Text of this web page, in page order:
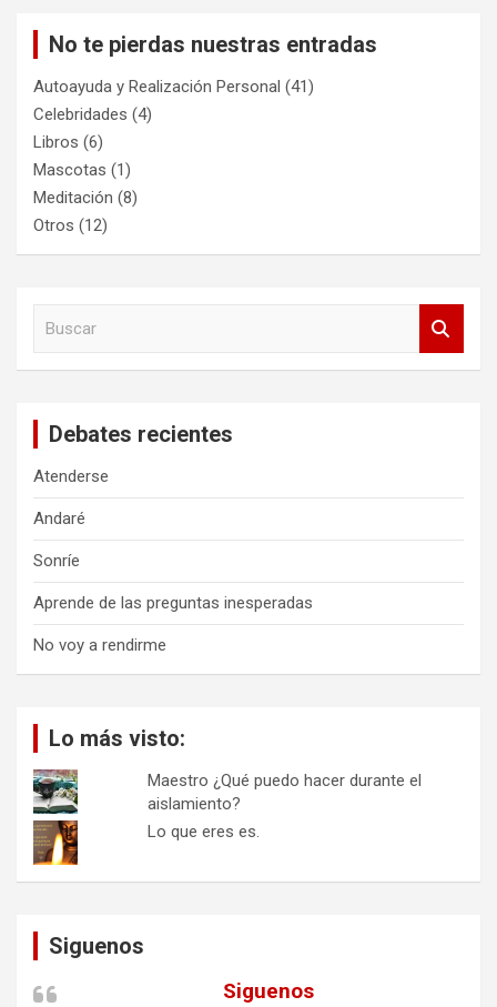
No te pierdas nuestras entradas
Autoayuda y Realización Personal (41)
Celebridades (4)
Libros (6)
Mascotas (1)
Meditación (8)
Otros (12)
Debates recientes
Atenderse
Andaré
Sonríe
Aprende de las preguntas inesperadas
No voy a rendirme
Lo más visto:
Maestro ¿Qué puedo hacer durante el
aislamiento?
Lo que eres es.
Siguenos
Siguenos